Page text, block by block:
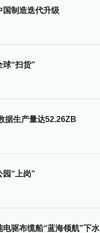
国制造迭代升级
球“扫货”
据生产量达52.26ZB
园“上岗”
电驱布缆船“蓝海领航”下水